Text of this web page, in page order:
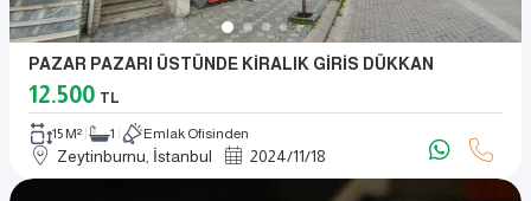
PAZAR PAZARI ÜSTÜNDE KİRALIK GİRİS DÜKKAN
12.500 TL
15 M² 1 Emlak Ofisinden
Zeytinburnu, İstanbul 2024/11/18